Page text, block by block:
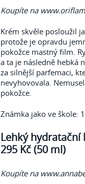
Koupíte na
Krém skvěle posloužil
protože je opravdu
pokožce mastný film.
a ta je následně hebká
za silnější parfemaci,
nevyhovovala.
pokožce.
Známka jako ve škole:
Lehký
295 Kč (50 ml)
Koupíte na